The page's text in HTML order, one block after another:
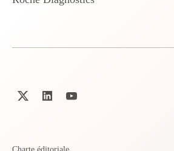
Charte éditoriale